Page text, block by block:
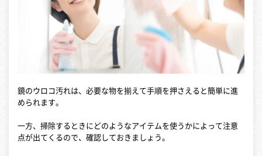
鏡のウロコ汚れは、必要な物を揃えて手順を押さえると簡単に進
められます。
一方、掃除するときにどのようなアイテムを使うかによって注意
点が出てくるので、確認しておきましょう。